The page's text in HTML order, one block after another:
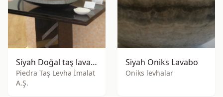
Siyah Doğal taş lavabo
Piedra Taş Levha İmalat
A.Ş.
Siyah Oniks Lavabo
Oniks levhalar